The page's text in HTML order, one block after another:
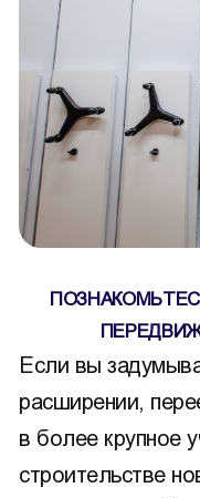
Если вы
расширении,
в более крупное
строительстве